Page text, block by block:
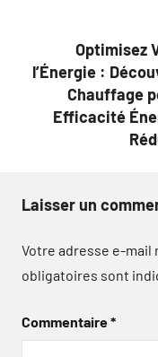
Optimisez
l’Énergie :
Chauffage
Efficacité
Laisser un
Votre adresse e-mail
obligatoires sont
Commentaire*